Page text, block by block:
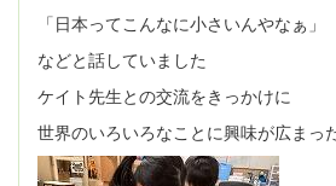
「日本ってこんなに小さいんやなぁ」
などと話していました
ケイト先生との交流をきっかけに
世界のいろいろなことに興味が広まっ